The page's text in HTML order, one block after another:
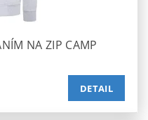
NA ZIP CAMP
DETAIL